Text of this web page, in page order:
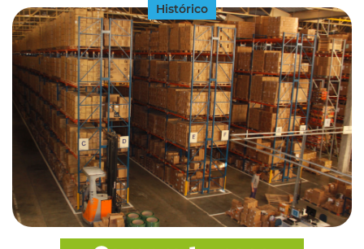
Histórico